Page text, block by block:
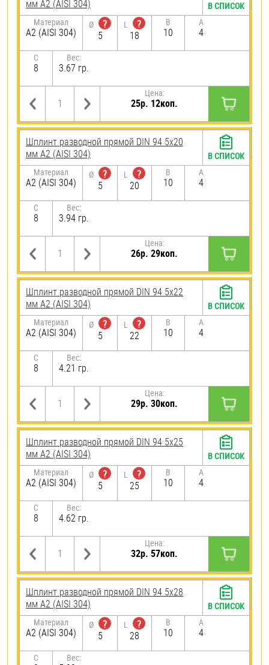
мм А2 (AISI 304)
Материал
А2 (AISI 304)
Ø
?
5
L
?
18
B
10
A
4
C
8
Вес:
3.67 гр.
Цена:
25р. 12коп.
В СПИСОК
Шплинт разводной прямой DIN 94 5х20
мм А2 (AISI 304)
Материал
А2 (AISI 304)
Ø
?
5
L
?
20
B
10
A
4
C
8
Вес:
3.94 гр.
Цена:
26р. 29коп.
В СПИСОК
Шплинт разводной прямой DIN 94 5х22
мм А2 (AISI 304)
Материал
А2 (AISI 304)
Ø
?
5
L
?
22
B
10
A
4
C
8
Вес:
4.21 гр.
Цена:
29р. 30коп.
В СПИСОК
Шплинт разводной прямой DIN 94 5х25
мм А2 (AISI 304)
Материал
А2 (AISI 304)
Ø
?
5
L
?
25
B
10
A
4
C
8
Вес:
4.62 гр.
Цена:
32р. 57коп.
В СПИСОК
Шплинт разводной прямой DIN 94 5х28
мм А2 (AISI 304)
Материал
А2 (AISI 304)
Ø
?
5
L
?
28
B
10
A
4
C Вес:
В СПИСОК